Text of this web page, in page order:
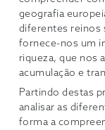
geografia
diferentes reinos
fornece-nos um
riqueza, que nos
acumulação e
Partindo destas
analisar as
forma a